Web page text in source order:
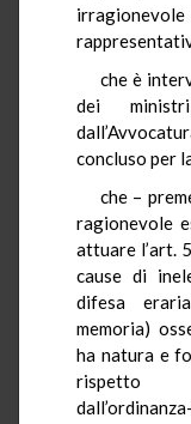
che è
dei
concluso per
che –
ragionevole
attuare l’art.
cause di
difesa
memoria)
ha natura e
rispetto